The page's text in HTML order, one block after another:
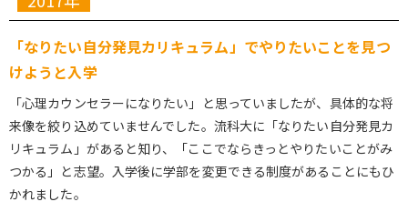
「なりたい自分発見カリキュラム」でやりたいことを見つ
けようと入学
「心理カウンセラーになりたい」と思っていましたが、具体的な将
来像を絞り込めていませんでした。流科大に「なりたい自分発見カ
リキュラム」があると知り、「ここでならきっとやりたいことがみ
つかる」と志望。入学後に学部を変更できる制度があることにもひ
かれました。